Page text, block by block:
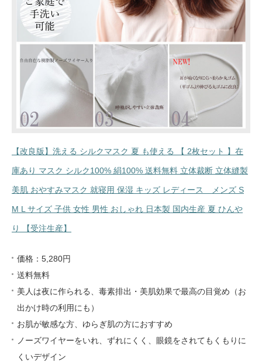
【改良版】洗える シルクマスク 夏 も使える 【 2枚セット 】在
庫あり マスク シルク100% 絹100% 送料無料 立体裁断 立体縫製
美肌 おやすみマスク 就寝用 保湿 キッズ レディース メンズ S
M L サイズ 子供 女性 男性 おしゃれ 日本製 国内生産 夏 ひんや
り 【受注生産】
価格：5,280円
送料無料
美人は夜に作られる、毒素排出・美肌効果で最高の目覚め（お
出かけ時の利用にも）
お肌が敏感な方、ゆらぎ肌の方におすすめ
ノーズワイヤーをいれ、ずれにくく、眼鏡をされてもくもりに
くいデザイン